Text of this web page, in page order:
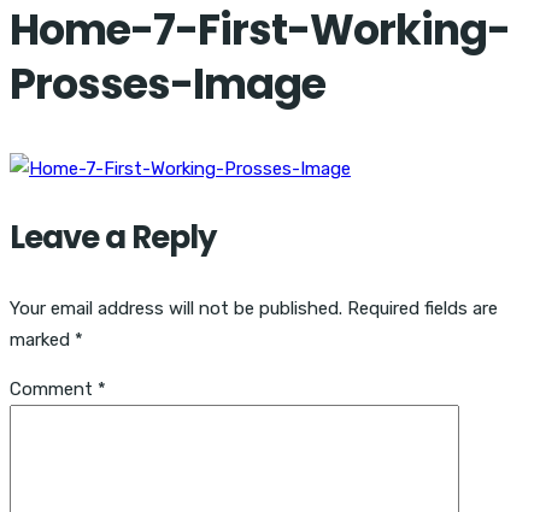
Home-7-First-Working-
Prosses-Image
Leave a Reply
Your email address will not be published. Required fields are
marked *
Comment *